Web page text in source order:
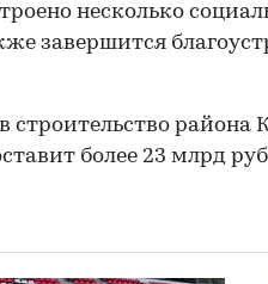
несколько
завершится
района
более 23 млрд